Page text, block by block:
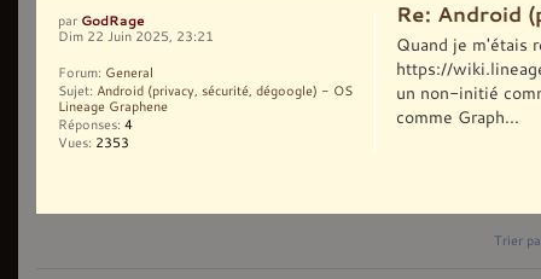
Re: Android
Quand je m'étais
https://
un non-initié
comme Graph...
par GodRage
Dim 22 Juin 2025, 23:21
Forum: General
Sujet: Android (privacy, sécurité, dégoogle) - OS
Lineage Graphene
Réponses: 4
Vues: 2353
Trier